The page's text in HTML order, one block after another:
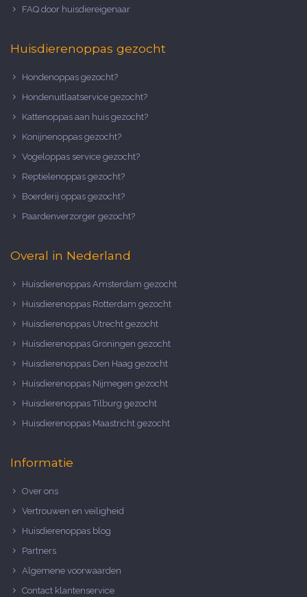
FAQ door huisdiereigenaar
Huisdierenoppas gezocht
Hondenoppas gezocht?
Hondenuitlaatservice gezocht?
Kattenoppas aan huis gezocht?
Konijnenoppas gezocht?
Vogeloppas service gezocht?
Reptielenoppas gezocht?
Boerderij oppas gezocht?
Paardenverzorger gezocht?
Overal in Nederland
Huisdierenoppas Amsterdam gezocht
Huisdierenoppas Rotterdam gezocht
Huisdierenoppas Utrecht gezocht
Huisdierenoppas Groningen gezocht
Huisdierenoppas Den Haag gezocht
Huisdierenoppas Nijmegen gezocht
Huisdierenoppas Tilburg gezocht
Huisdierenoppas Maastricht gezocht
Informatie
Over ons
Vertrouwen en veiligheid
Huisdierenoppas blog
Partners
Algemene voorwaarden
Contact klantenservice